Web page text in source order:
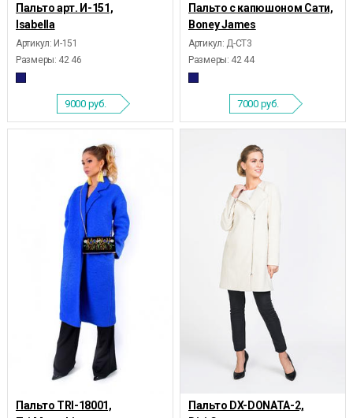
Пальто арт. И-151,
Isabella
Артикул: И-151
Размеры: 42 46
9000 руб.
Пальто с капюшоном Сати,
Boney James
Артикул: Д-СТ3
Размеры: 42 44
7000 руб.
Пальто TRI-18001,
Пальто DX-DONATA-2,